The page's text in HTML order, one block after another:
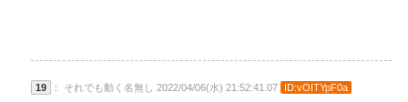
19 ： それでも動く名無し 2022/04/06(水) 21:52:41.07 ID:vOITYpF0a